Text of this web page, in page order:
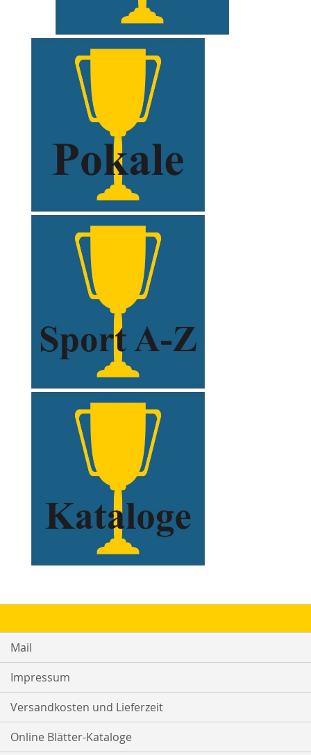
Mail
Impressum
Versandkosten und Lieferzeit
Online Blätter-Kataloge